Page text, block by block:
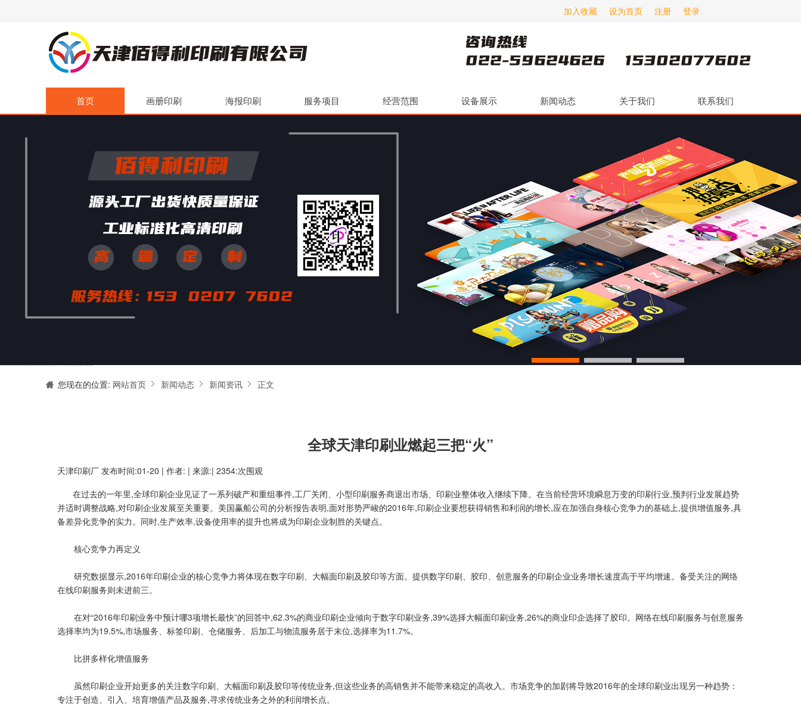
登录
注册
设为首页
加入收藏
首页 画册印刷 海报印刷 服务项目 经营范围 设备展示 新闻动态 关于我们 联系我们
您现在的位置: 网站首页 新闻动态 新闻资讯 正文
全球天津印刷业燃起三把“火”
天津印刷厂 发布时间:01-20 | 作者: | 来源:| 2354:次围观
在过去的一年里,全球印刷企业见证了一系列破产和重组事件,工厂关闭、小型印刷服务商退出市场、印刷业整体收入继续下降。在当前经营环境瞬息万变的印刷行业,预判行业发展趋势
并适时调整战略,对印刷企业发展至关重要。美国赢船公司的分析报告表明,面对形势严峻的2016年,印刷企业要想获得销售和利润的增长,应在加强自身核心竞争力的基础上,提供增值服务,具
备差异化竞争的实力。同时,生产效率,设备使用率的提升也将成为印刷企业制胜的关键点。
核心竞争力再定义
研究数据显示,2016年印刷企业的核心竞争力将体现在数字印刷、大幅面印刷及胶印等方面。提供数字印刷、胶印、创意服务的印刷企业业务增长速度高于平均增速。备受关注的网络
在线印刷服务则未进前三。
在对“2016年印刷业务中预计哪3项增长最快”的回答中,62.3%的商业印刷企业倾向于数字印刷业务,39%选择大幅面印刷业务,26%的商业印企选择了胶印。网络在线印刷服务与创意服务
选择率均为19.5%,市场服务、标签印刷、仓储服务、后加工与物流服务居于末位,选择率为11.7%。
比拼多样化增值服务
虽然印刷企业开始更多的关注数字印刷、大幅面印刷及胶印等传统业务,但这些业务的高销售并不能带来稳定的高收入。市场竞争的加剧将导致2016年的全球印刷业出现另一种趋势：
专注于创造、引入、培育增值产品及服务,寻求传统业务之外的利润增长点。